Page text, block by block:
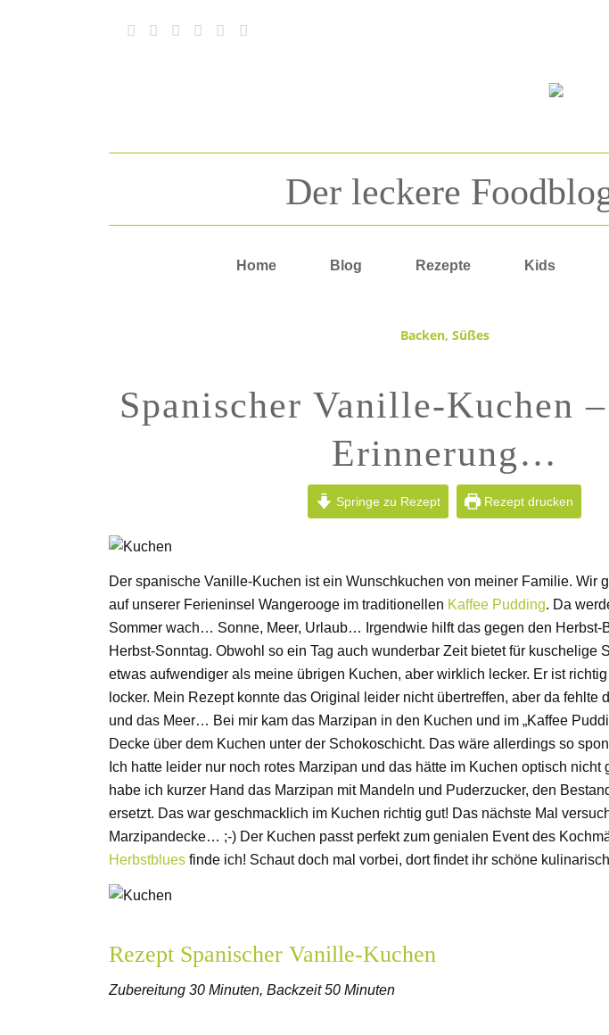
Der leckere
Home Blog Rezepte Kids
Backen, Süßes
Spanischer Vanille-Kuchen
Erinnerung…
Springe zu Rezept Rezept drucken
Der spanische Vanille-Kuchen ist ein Wunschkuchen von meiner Familie. Wir
auf unserer Ferieninsel Wangerooge im traditionellen Kaffee Pudding. Da
Sommer wach… Sonne, Meer, Urlaub… Irgendwie hilft das gegen den Herbst-
Herbst-Sonntag. Obwohl so ein Tag auch wunderbar Zeit bietet für kuschelige
etwas aufwendiger als meine übrigen Kuchen, aber wirklich lecker. Er ist
locker. Mein Rezept konnte das Original leider nicht übertreffen, aber da fehlte
und das Meer… Bei mir kam das Marzipan in den Kuchen und im „Kaffee
Decke über dem Kuchen unter der Schokoschicht. Das wäre allerdings so
Ich hatte leider nur noch rotes Marzipan und das hätte im Kuchen optisch nicht
habe ich kurzer Hand das Marzipan mit Mandeln und Puderzucker, den
ersetzt. Das war geschmacklich im Kuchen richtig gut! Das nächste Mal
Marzipandecke… ;-) Der Kuchen passt perfekt zum genialen Event des
Herbstblues finde ich! Schaut doch mal vorbei, dort findet ihr schöne
Rezept Spanischer Vanille-Kuchen
Zubereitung 30 Minuten, Backzeit 50 Minuten